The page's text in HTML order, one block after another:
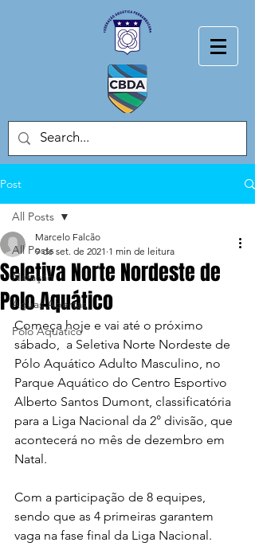
Post
All Posts
Natação
Aguas Abertas
Polo Aquatico
All Posts
Seletiva Norte Nordeste de
Polo Aquático
Marcelo Falcão
9 de set. de 2021 1 min de leitura
Começa hoje e vai até o próximo
sábado,  a Seletiva Norte Nordeste de
Pólo Aquático Adulto Masculino, no
Parque Aquático do Centro Esportivo
Alberto Santos Dumont, classificatória
para a Liga Nacional da 2° divisão, que
acontecerá no mês de dezembro em
Natal.
Com a participação de 8 equipes,
sendo que as 4 primeiras garantem
vaga na fase final da Liga Nacional.